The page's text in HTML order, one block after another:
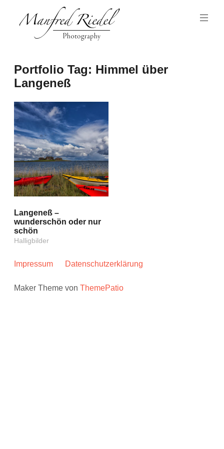
Inhalt
Manfred
Riedel
Portfolio Tag: Himmel über
Langeneß
Langeneß –
wunderschön oder nur
schön
Halligbilder
Impressum Datenschutzerklärung
Maker Theme vonThemePatio